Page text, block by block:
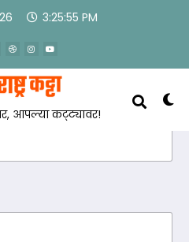
3:25:55 PM
आपल्या कट्ट्यावर!